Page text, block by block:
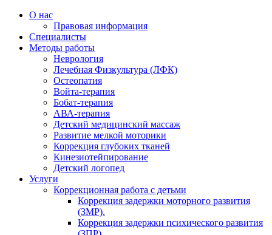
О нас
Правовая информация
Специалисты
Методы работы
Неврология
Лечебная Физкультура (ЛФК)
Остеопатия
Войта-терапия
Бобат-терапия
АВА-терапия
Детский медицинский массаж
Развитие мелкой моторики
Коррекция глубоких тканей
Кинезиотейпирование
Детский логопед
Услуги
Коррекционная работа с детьми
Коррекция задержки моторного развития
(ЗМР).
Коррекция задержки психического развития